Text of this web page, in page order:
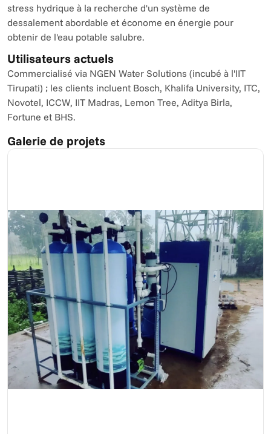
stress hydrique à la recherche d'un système de
dessalement abordable et économe en énergie pour
obtenir de l'eau potable salubre.
Utilisateurs actuels
Commercialisé via NGEN Water Solutions (incubé à l'IIT
Tirupati) ; les clients incluent Bosch, Khalifa University, ITC,
Novotel, ICCW, IIT Madras, Lemon Tree, Aditya Birla,
Fortune et BHS.
Galerie de projets